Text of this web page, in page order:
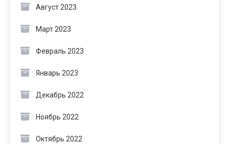
Август 2023
Март 2023
Февраль 2023
Январь 2023
Декабрь 2022
Ноябрь 2022
Октябрь 2022